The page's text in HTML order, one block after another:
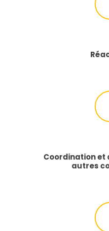
Coordination et
autres